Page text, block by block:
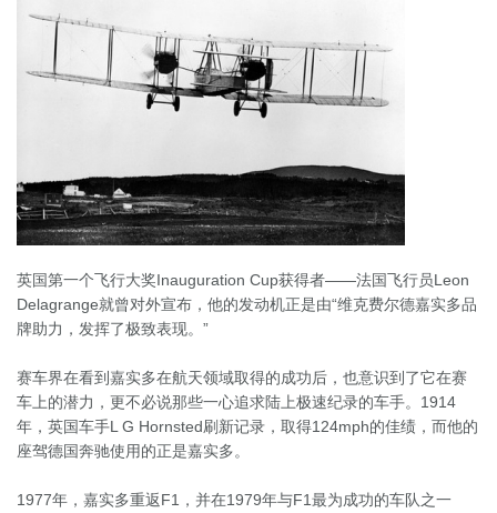
英国第一个飞行大奖Inauguration Cup获得者——法国飞行员Leon
Delagrange就曾对外宣布，他的发动机正是由“维克费尔德嘉实多品
牌助力，发挥了极致表现。”
赛车界在看到嘉实多在航天领域取得的成功后，也意识到了它在赛
车上的潜力，更不必说那些一心追求陆上极速纪录的车手。1914
年，英国车手L G Hornsted刷新记录，取得124mph的佳绩，而他的
座驾德国奔驰使用的正是嘉实多。
1977年，嘉实多重返F1，并在1979年与F1最为成功的车队之一